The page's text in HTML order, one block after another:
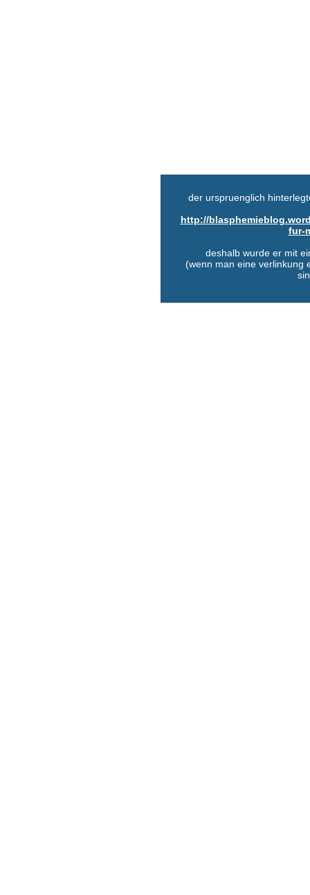
der urspruenglich
http://
fur-
deshalb wurde er mit
(wenn man eine verlinkung